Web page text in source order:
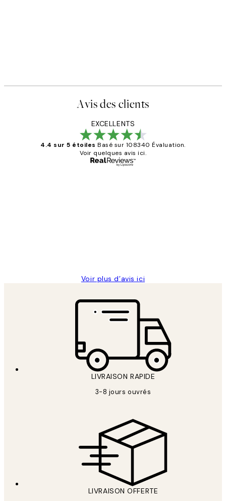
Avis des clients
EXCELLENTS
4.4 sur 5 étoiles Basé sur 108340 Évaluation.
Voir quelques avis ici.
Voir plus d’avis ici
LIVRAISON RAPIDE
3-8 jours ouvrés
LIVRAISON OFFERTE